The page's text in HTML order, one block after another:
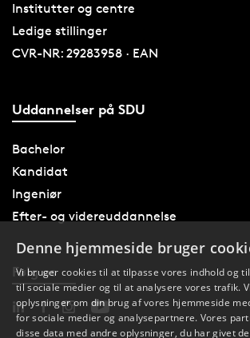
Institutter og centre
Ledige stillinger
CVR-NR: 29283958 · EAN
Uddannelser på SDU
Bachelor
Kandidat
Ingeniør
Efter- og videreuddannelse
Følg os
Denne hjemmeside bruger
Vi bruger cookies til at tilpasse vores indhold og
til sociale medier og til at analysere vores trafik.
oplysninger om din brug af vores hjemmeside
for sociale medier og analysepartnere. Vores
disse data med andre oplysninger, du har givet